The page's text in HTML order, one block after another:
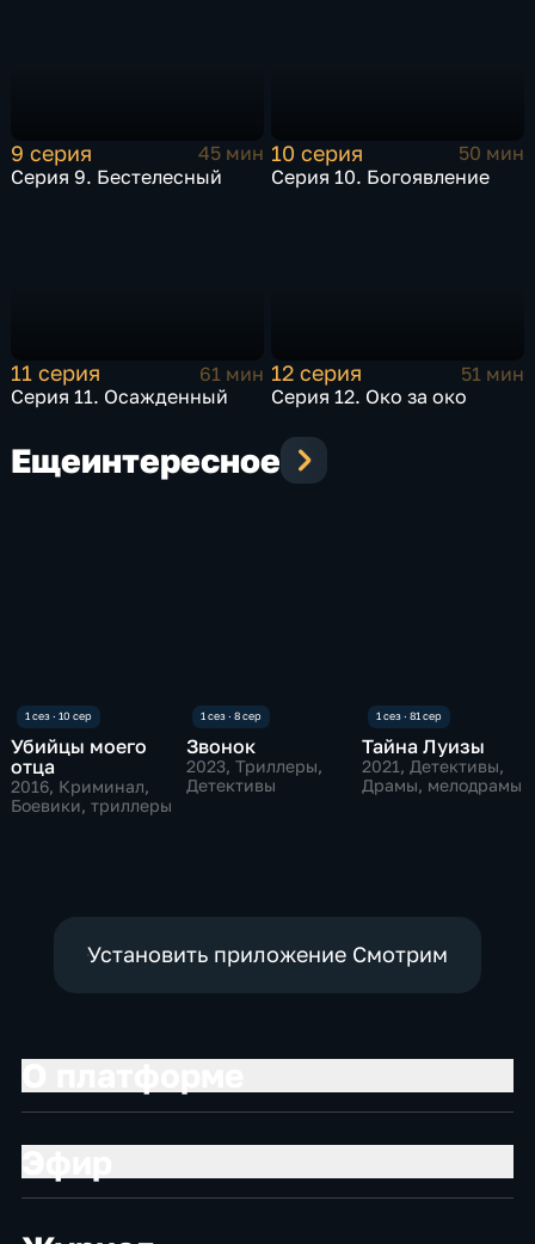
9 серия
45 мин
Серия 9. Бестелесный
10 серия
50 мин
Серия 10. Богоявление
11 серия
61 мин
Серия 11. Осажденный
12 серия
51 мин
Серия 12. Око за око
Ещеинтересное
Убийцы моего
отца
2016, Криминал,
Боевики, триллеры
Звонок
2023, Триллеры,
Детективы
Тайна Луизы
2021, Детективы,
Драмы, мелодрамы
Установить приложение Смотрим